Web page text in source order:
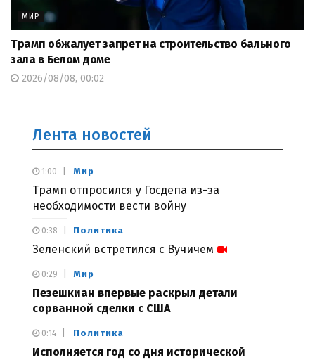
МИР
Трамп обжалует запрет на строительство бального
зала в Белом доме
2026/08/08, 00:02
Лента новостей
Мир
Трамп отпросился у Госдепа из-за
необходимости вести войну
1:00
Политика
Зеленский встретился с Вучичем
0:38
Мир
Пезешкиан впервые раскрыл детали
сорванной сделки с США
0:29
Политика
Исполняется год со дня исторической
0:14